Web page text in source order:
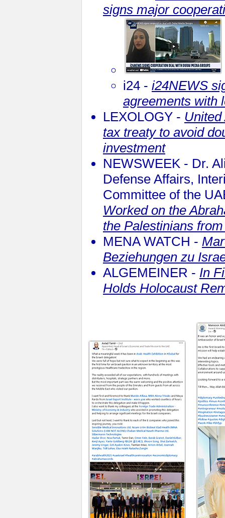
signs major
i24 - i24NEWS
agreements with
LEXOLOGY -
tax treaty to avoid
investment
NEWSWEEK - Dr.
Defense Affairs,
Committee of the
Worked on the
the Palestinians
MENA WATCH -
Beziehungen zu
ALGEMEINER - In
Holds Holocaust